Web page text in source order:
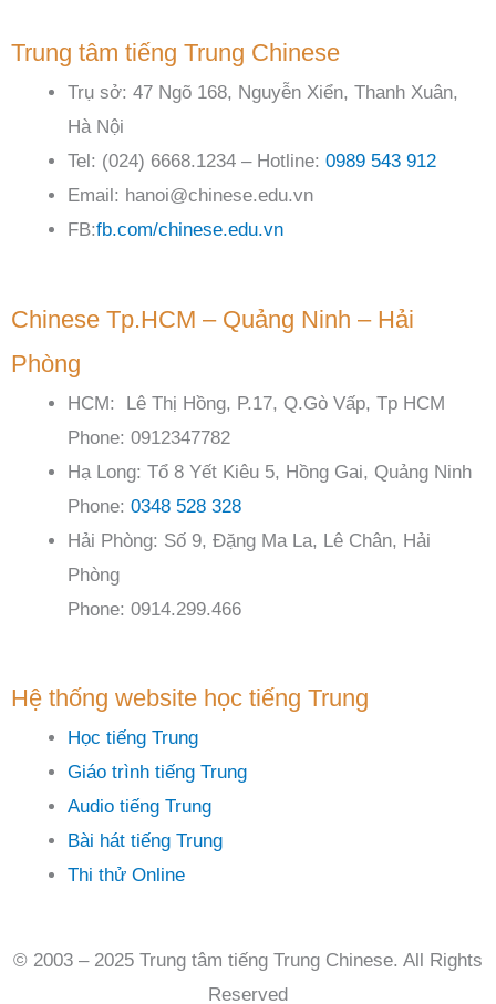
Trung tâm tiếng Trung Chinese
Trụ sở: 47 Ngõ 168, Nguyễn Xiển, Thanh Xuân,
Hà Nội
Tel: (024) 6668.1234 – Hotline: 0989 543 912
Email: hanoi@chinese.edu.vn
FB:fb.com/chinese.edu.vn
Chinese Tp.HCM – Quảng Ninh – Hải
Phòng
HCM: Lê Thị Hồng, P.17, Q.Gò Vấp, Tp HCM
Phone: 0912347782
Hạ Long: Tổ 8 Yết Kiêu 5, Hồng Gai, Quảng Ninh
Phone: 0348 528 328
Hải Phòng: Số 9, Đặng Ma La, Lê Chân, Hải
Phòng
Phone: 0914.299.466
Hệ thống website học tiếng Trung
Học tiếng Trung
Giáo trình tiếng Trung
Audio tiếng Trung
Bài hát tiếng Trung
Thi thử Online
© 2003 – 2025 Trung tâm tiếng Trung Chinese. All Rights
Reserved